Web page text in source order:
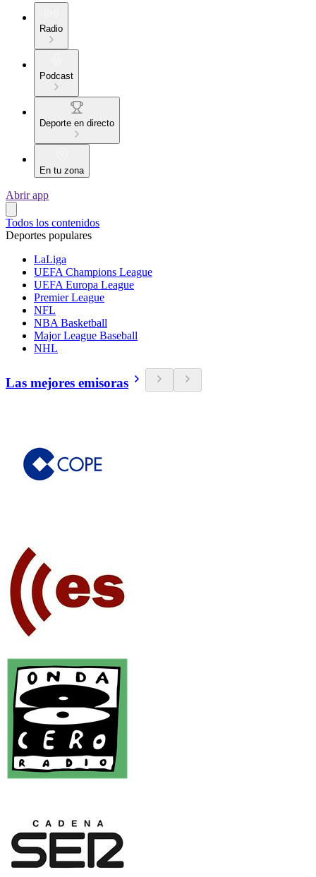
Radio
Podcast
Deporte en directo
En tu zona
Abrir app
Todos los contenidos
Deportes populares
LaLiga
UEFA Champions League
UEFA Europa League
Premier League
NFL
NBA Basketball
Major League Baseball
NHL
Las mejores emisoras